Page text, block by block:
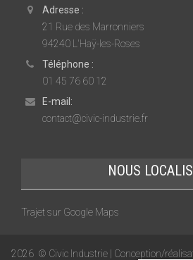
Adresse :
21 Rue des Marronniers
94240 L'Haÿ-les-Roses
Téléphone :
01 45 76 60 12
E-mail:
contact@civic-industrie.fr
NOUS
Trajet sur Google Maps
2026 © Civic Industrie | Conception/